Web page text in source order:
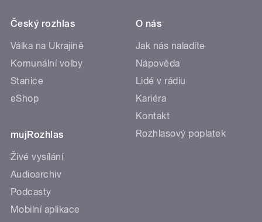
Český rozhlas
Válka na Ukrajině
Komunální volby
Stanice
eShop
mujRozhlas
Živé vysílání
Audioarchiv
Podcasty
Mobilní aplikace
O nás
Jak nás naladíte
Nápověda
Lidé v rádiu
Kariéra
Kontakt
Rozhlasový poplatek